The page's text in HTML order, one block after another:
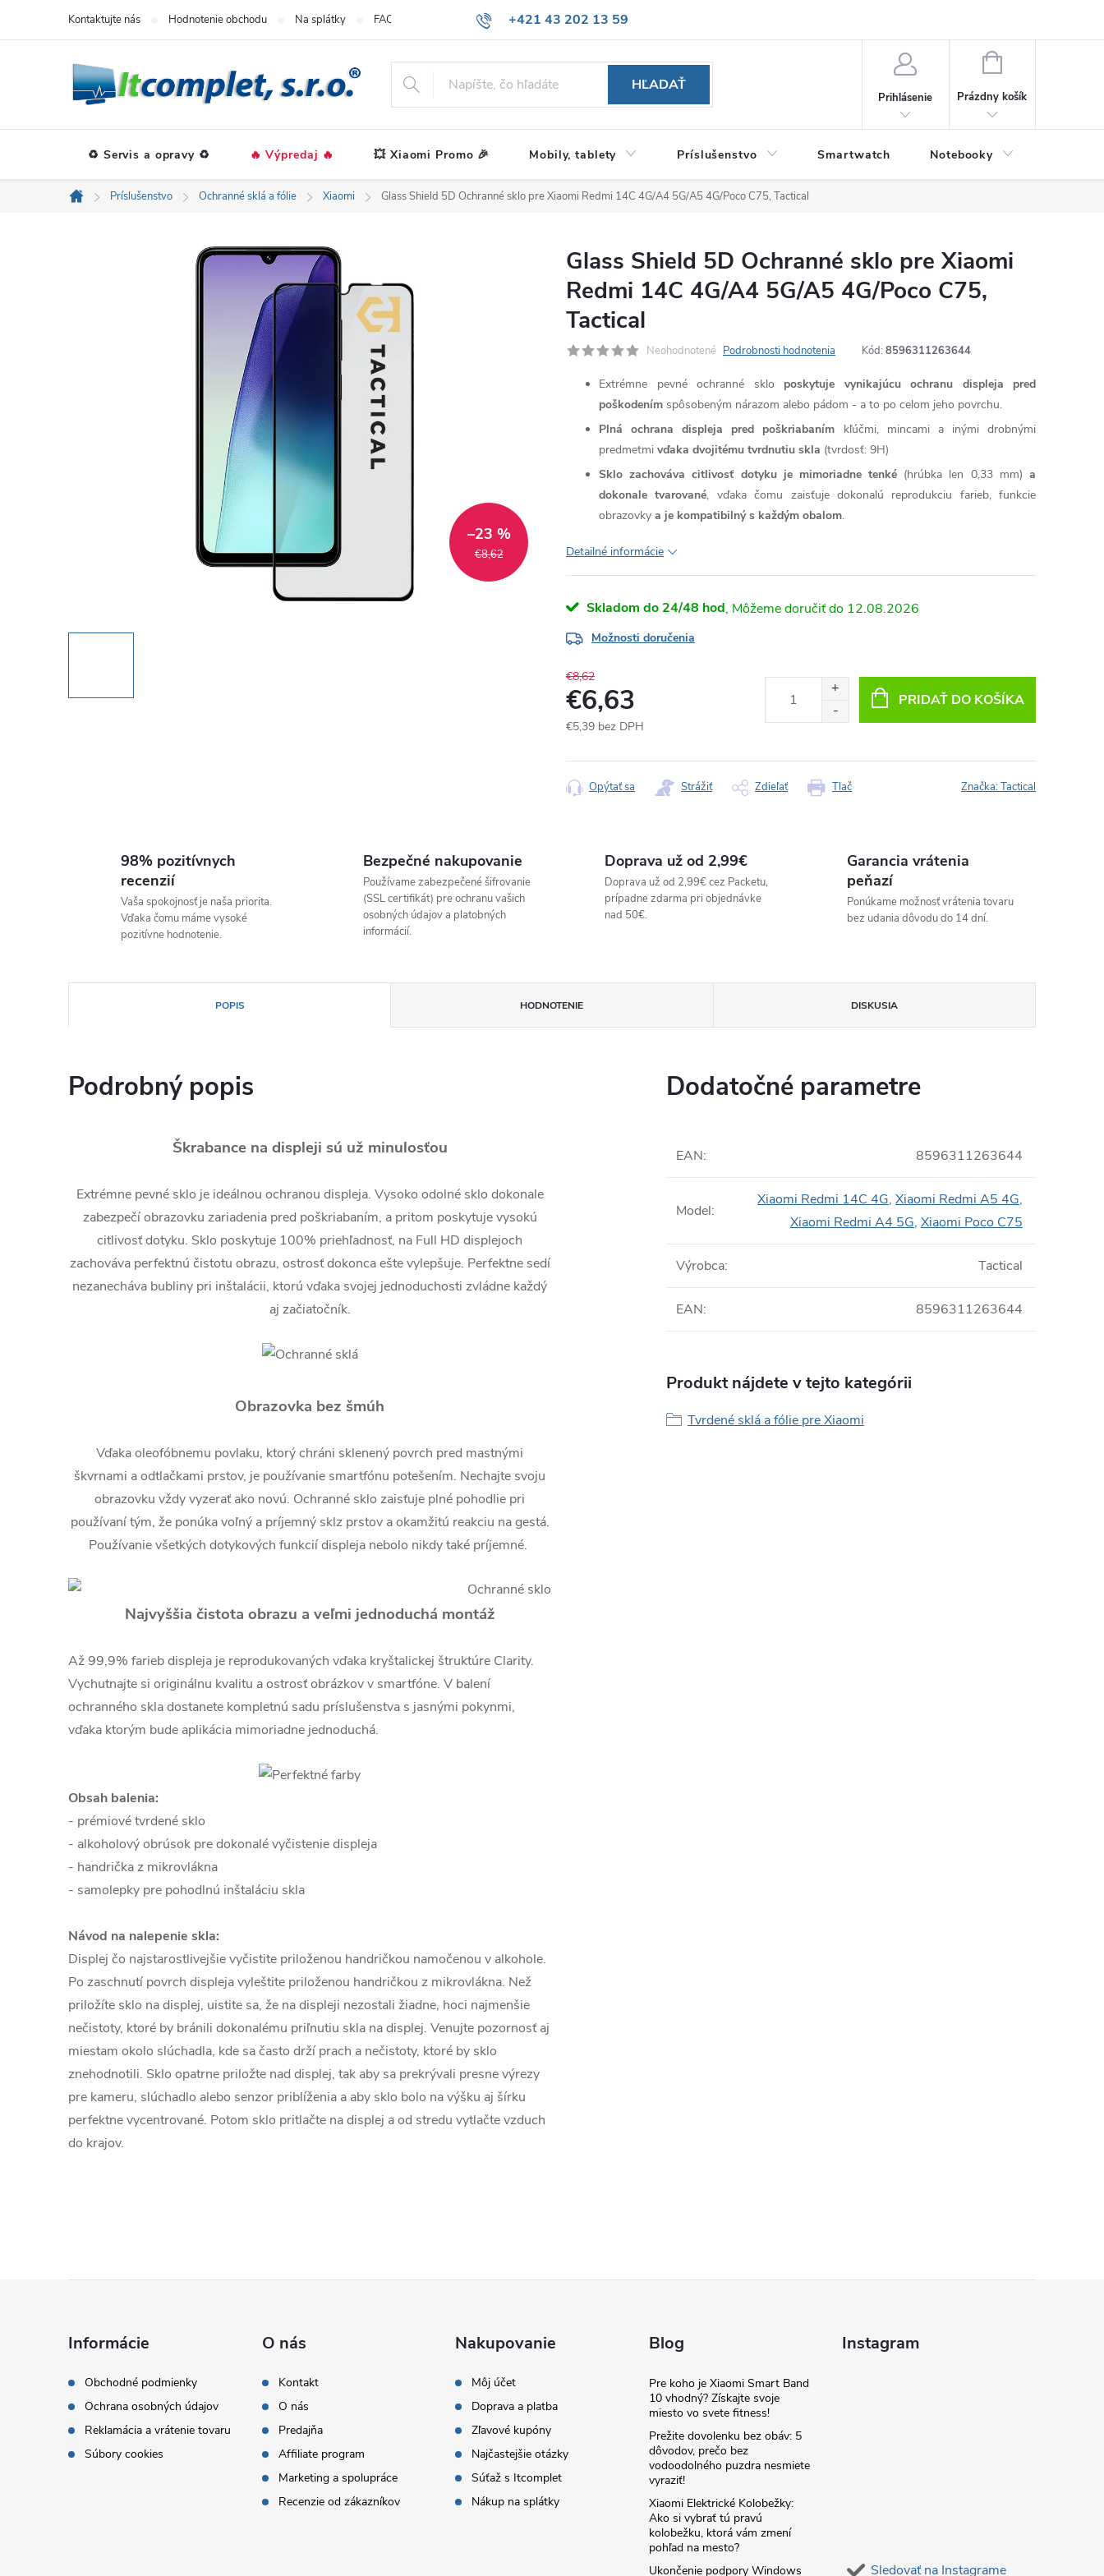
+421 43 202 13 59
Kontaktujte nás Hodnotenie obchodu Na splátky FAQ
HĽADAŤ
Prihlásenie
NÁKUPNÝ
Prázdny košík
♻️ Servis a opravy ♻️ 🔥 Výpredaj 🔥 💥 Xiaomi Promo 🎉 Mobily, tablety Príslušenstvo Smartwatch Notebooky
Domov
Príslušenstvo Ochranné sklá a fólie Xiaomi Glass Shield 5D Ochranné sklo pre Xiaomi Redmi 14C 4G/A4 5G/A5 4G/Poco C75, Tactical
€8,62
–23 %
Glass Shield 5D Ochranné sklo pre Xiaomi
Redmi 14C 4G/A4 5G/A5 4G/Poco C75,
Tactical
Neohodnotené Podrobnosti hodnotenia Kód: 8596311263644
Extrémne pevné ochranné sklo poskytuje vynikajúcu ochranu displeja pred
poškodením spôsobeným nárazom alebo pádom - a to po celom jeho povrchu.
Plná ochrana displeja pred poškriabaním kľúčmi, mincami a inými drobnými
predmetmi vďaka dvojitému tvrdnutiu skla (tvrdosť: 9H)
Sklo zachováva citlivosť dotyku je mimoriadne tenké (hrúbka len 0,33 mm) a
dokonale tvarované, vďaka čomu zaisťuje dokonalú reprodukciu farieb, funkcie
obrazovky a je kompatibilný s každým obalom.
Detailné informácie
Skladom do 24/48 hod 12.08.2026
Možnosti doručenia
€8,62
€6,63
€5,39 bez DPH
cena:
PRIDAŤ DO KOŠÍKA
Tlač
Opýtať sa Strážiť Zdieľať Značka:Tactical
98% pozitívnych
recenzií
Vaša spokojnosť je naša priorita.
Vďaka čomu máme vysoké
pozitívne hodnotenie.
Bezpečné nakupovanie
Používame zabezpečené šifrovanie
(SSL certifikát) pre ochranu vašich
osobných údajov a platobných
informácií.
Doprava už od 2,99€
Doprava už od 2,99€ cez Packetu,
prípadne zdarma pri objednávke
nad 50€.
Garancia vrátenia
peňazí
Ponúkame možnosť vrátenia tovaru
bez udania dôvodu do 14 dní.
POPIS HODNOTENIE DISKUSIA
Podrobný popis
Škrabance na displeji sú už minulosťou
Extrémne pevné sklo je ideálnou ochranou displeja. Vysoko odolné sklo dokonale
zabezpečí obrazovku zariadenia pred poškriabaním, a pritom poskytuje vysokú
citlivosť dotyku. Sklo poskytuje 100% priehľadnosť, na Full HD displejoch
zachováva perfektnú čistotu obrazu, ostrosť dokonca ešte vylepšuje. Perfektne sedí
nezanecháva bubliny pri inštalácii, ktorú vďaka svojej jednoduchosti zvládne každý
aj začiatočník.
Obrazovka bez šmúh
Vďaka oleofóbnemu povlaku, ktorý chráni sklenený povrch pred mastnými
škvrnami a odtlačkami prstov, je používanie smartfónu potešením. Nechajte svoju
obrazovku vždy vyzerať ako novú. Ochranné sklo zaisťuje plné pohodlie pri
používaní tým, že ponúka voľný a príjemný sklz prstov a okamžitú reakciu na gestá.
Používanie všetkých dotykových funkcií displeja nebolo nikdy také príjemné.
Najvyššia čistota obrazu a veľmi jednoduchá montáž
Až 99,9% farieb displeja je reprodukovaných vďaka kryštalickej štruktúre Clarity.
Vychutnajte si originálnu kvalitu a ostrosť obrázkov v smartfóne. V balení
ochranného skla dostanete kompletnú sadu príslušenstva s jasnými pokynmi,
vďaka ktorým bude aplikácia mimoriadne jednoduchá.
Obsah balenia:
- prémiové tvrdené sklo
- alkoholový obrúsok pre dokonalé vyčistenie displeja
- handrička z mikrovlákna
- samolepky pre pohodlnú inštaláciu skla
Návod na nalepenie skla:
Displej čo najstarostlivejšie vyčistite priloženou handričkou namočenou v alkohole.
Po zaschnutí povrch displeja vyleštite priloženou handričkou z mikrovlákna. Než
priložíte sklo na displej, uistite sa, že na displeji nezostali žiadne, hoci najmenšie
nečistoty, ktoré by bránili dokonalému priľnutiu skla na displej. Venujte pozornosť aj
miestam okolo slúchadla, kde sa často drží prach a nečistoty, ktoré by sklo
znehodnotili. Sklo opatrne priložte nad displej, tak aby sa prekrývali presne výrezy
pre kameru, slúchadlo alebo senzor priblíženia a aby sklo bolo na výšku aj šírku
perfektne vycentrované. Potom sklo pritlačte na displej a od stredu vytlačte vzduch
do krajov.
Dodatočné parametre
EAN: 8596311263644
Model:
Xiaomi Redmi 14C 4G, Xiaomi Redmi A5 4G,
Xiaomi Redmi A4 5G, Xiaomi Poco C75
Výrobca: Tactical
EAN: 8596311263644
Produkt nájdete v tejto kategórii
Tvrdené sklá a fólie pre Xiaomi
Informácie
Obchodné podmienky
Ochrana osobných údajov
Reklamácia a vrátenie tovaru
Súbory cookies
O nás
Kontakt
O nás
Predajňa
Affiliate program
Marketing a spolupráce
Recenzie od zákazníkov
Nakupovanie
Môj účet
Doprava a platba
Zľavové kupóny
Najčastejšie otázky
Súťaž s Itcomplet
Nákup na splátky
Blog
Pre koho je Xiaomi Smart Band
10 vhodný? Získajte svoje
miesto vo svete fitness!
Prežite dovolenku bez obáv: 5
dôvodov, prečo bez
vodoodolného puzdra nesmiete
vyraziť!
Xiaomi Elektrické Kolobežky:
Ako si vybrať tú pravú
kolobežku, ktorá vám zmení
pohľad na mesto?
Ukončenie podpory Windows
Instagram
Sledovať na Instagrame